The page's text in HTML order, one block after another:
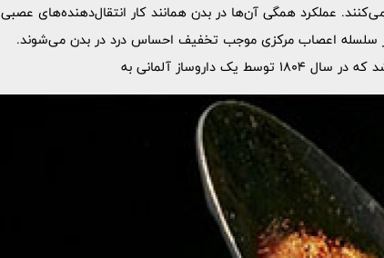
عملکرد همگی آن‌ها در بدن همانند کار انتقال‌دهنده‌های عصبی
سلسله اعصاب مرکزی موجب تخفیف احساس درد در بدن می‌شوند.
داروساز آلمانی به